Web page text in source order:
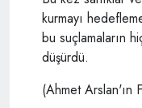
kurmayı
bu suçlamaların
düşürdü.
(Ahmet Arslan'ın